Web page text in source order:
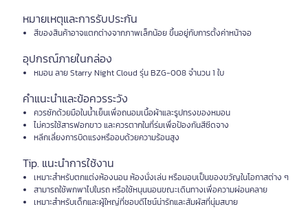
หมายเหตุและการรับประกัน
สีของสินค้าอาจแตกต่างจากภาพเล็กน้อย ขึ้นอยู่กับการตั้งค่าหน้าจอ
อุปกรณ์ภายในกล่อง
หมอน ลาย Starry Night Cloud รุ่น BZG-008 จำนวน 1 ใบ
คำแนะนำและข้อควรระวัง
ควรซักด้วยมือในน้ำเย็นเพื่อถนอมเนื้อผ้าและรูปทรงของหมอน
ไม่ควรใช้สารฟอกขาว และควรตากในที่ร่มเพื่อป้องกันสีซีดจาง
หลีกเลี่ยงการบิดแรงหรืออบด้วยความร้อนสูง
Tip. แนะนำการใช้งาน
เหมาะสำหรับตกแต่งห้องนอน ห้องนั่งเล่น หรือมอบเป็นของขวัญในโอกาสต่าง ๆ
สามารถใช้พกพาไปในรถ หรือใช้หนุนนอนขณะเดินทางเพื่อความผ่อนคลาย
เหมาะสำหรับเด็กและผู้ใหญ่ที่ชอบดีไซน์น่ารักและสัมผัสที่นุ่มสบาย